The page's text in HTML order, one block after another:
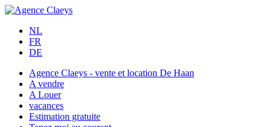
NL
FR
DE
Agence Claeys - vente et location De Haan
A vendre
A Louer
vacances
Estimation gratuite